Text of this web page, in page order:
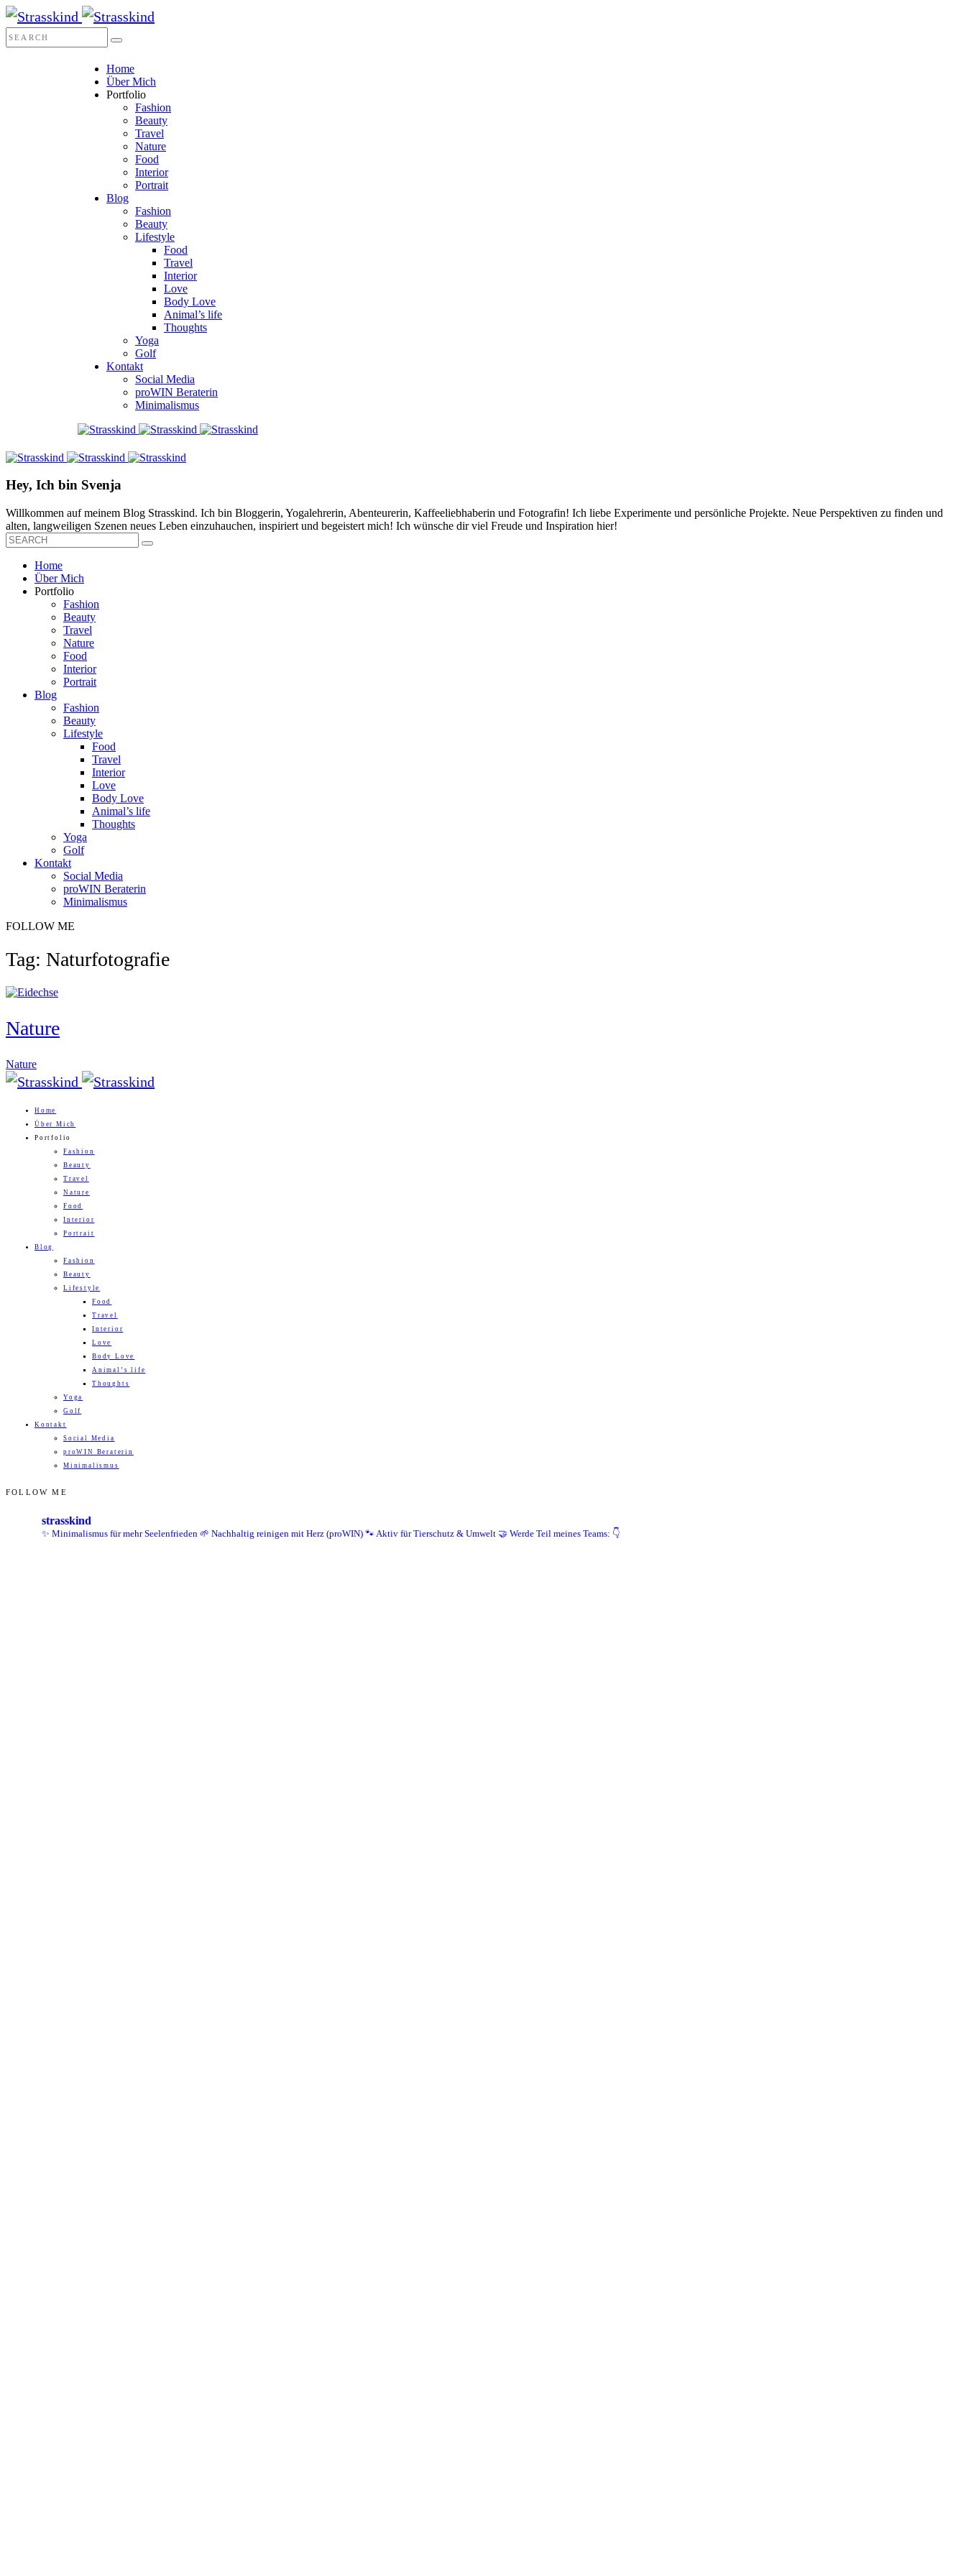
Home
Über Mich
Portfolio
Fashion
Beauty
Travel
Nature
Food
Interior
Portrait
Blog
Fashion
Beauty
Lifestyle
Food
Travel
Interior
Love
Body Love
Animal’s life
Thoughts
Yoga
Golf
Kontakt
Social Media
proWIN Beraterin
Minimalismus
Hey, Ich bin Svenja
Willkommen auf meinem Blog Strasskind. Ich bin Bloggerin, Yogalehrerin, Abenteurerin, Kaffeeliebhaberin und Fotografin! Ich liebe Experimente und persönliche Projekte. Neue Perspektiven zu finden und
alten, langweiligen Szenen neues Leben einzuhauchen, inspiriert und begeistert mich! Ich wünsche dir viel Freude und Inspiration hier!
Home
Über Mich
Portfolio
Fashion
Beauty
Travel
Nature
Food
Interior
Portrait
Blog
Fashion
Beauty
Lifestyle
Food
Travel
Interior
Love
Body Love
Animal’s life
Thoughts
Yoga
Golf
Kontakt
Social Media
proWIN Beraterin
Minimalismus
FOLLOW ME
Tag: Naturfotografie
Nature
Nature
Home
Über Mich
Portfolio
Fashion
Beauty
Travel
Nature
Food
Interior
Portrait
Blog
Fashion
Beauty
Lifestyle
Food
Travel
Interior
Love
Body Love
Animal’s life
Thoughts
Yoga
Golf
Kontakt
Social Media
proWIN Beraterin
Minimalismus
FOLLOW ME
strasskind
✨ Minimalismus für mehr Seelenfrieden 🌱 Nachhaltig reinigen mit Herz (proWIN) 🐾 Aktiv für Tierschutz & Umwelt 🤝 Werde Teil meines Teams: 👇